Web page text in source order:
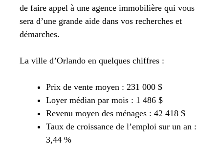
de faire appel à une agence immobilière qui vous
sera d’une grande aide dans vos recherches et
démarches.
La ville d’Orlando en quelques chiffres :
Prix de vente moyen : 231 000 $
Loyer médian par mois : 1 486 $
Revenu moyen des ménages : 42 418 $
Taux de croissance de l’emploi sur un an :
3,44 %